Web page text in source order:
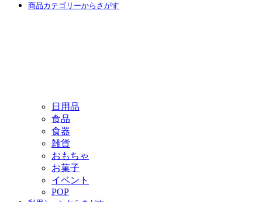
商品カテゴリーからさがす
日用品
食品
食器
雑貨
おもちゃ
お菓子
イベント
POP